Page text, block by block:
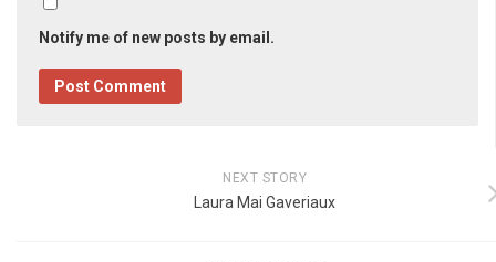
Notify me of new posts by email.
NEXT STORY
Laura Mai Gaveriaux